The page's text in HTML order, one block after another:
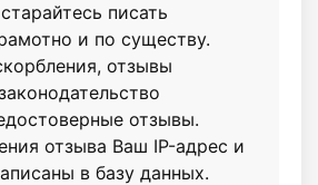
писать
и по существу.
отзывы
отзывы.
отзыва Ваш IP-адрес и
в базу данных.